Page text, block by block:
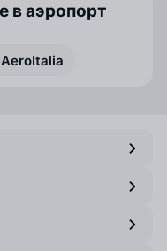
в аэропорт
AeroItalia